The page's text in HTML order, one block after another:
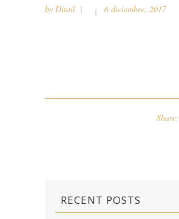
by Ditail 6 diciembre, 2017
Share:
RECENT POSTS